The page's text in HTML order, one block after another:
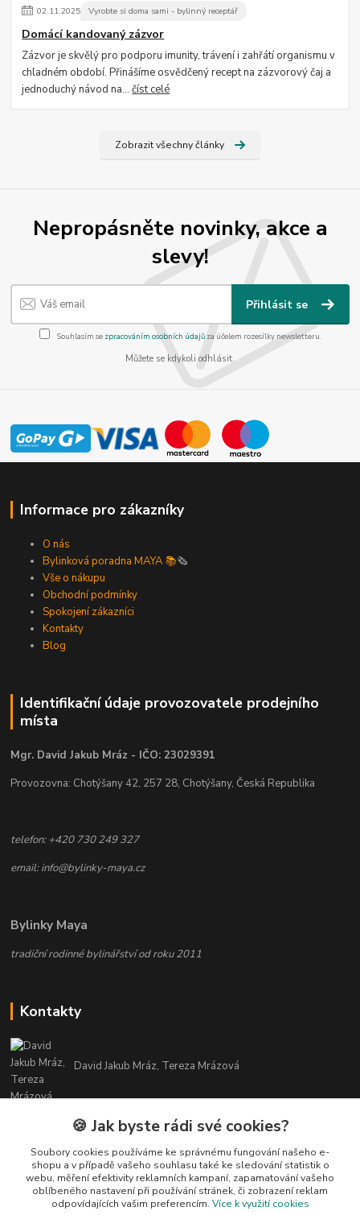
02.11.2025 Vyrobte si doma sami - bylinný receptář
Domácí kandovaný zázvor
Zázvor je skvělý pro podporu imunity, trávení i zahřátí organismu v
chladném období. Přinášíme osvědčený recept na zázvorový čaj a
jednoduchý návod na...číst celé
Zobrazit všechny články
Nepropásněte novinky, akce a
slevy!
Přihlásit se
Souhlasím se zpracováním osobních údajůza účelem rozesílky newsletteru.
Můžete se kdykoli odhlásit.
Informace pro zákazníky
O nás
Bylinková poradna MAYA 📚🗞️
Vše o nákupu
Obchodní podmínky
Spokojení zákazníci
Kontakty
Blog
Identifikační údaje provozovatele prodejního
místa
Mgr. David Jakub Mráz - IČO: 23029391
Provozovna: Chotýšany 42, 257 28, Chotýšany, Česká Republika
telefon: +420 730 249 327
email: info@bylinky-maya.cz
Bylinky Maya
tradiční rodinné bylinářství od roku 2011
Kontakty
David Jakub Mráz, Tereza Mrázová
info@bylinky-maya.cz
🍪 Jak byste rádi své cookies?
Soubory cookies používáme ke správnému fungování našeho e-
shopu a v případě vašeho souhlasu také ke sledování statistik o
webu, měření efektivity reklamních kampaní, zapamatování vašeho
oblíbeného nastavení při používání stránek, či zobrazení reklam
odpovídajících vašim preferencím. Více k využití cookies